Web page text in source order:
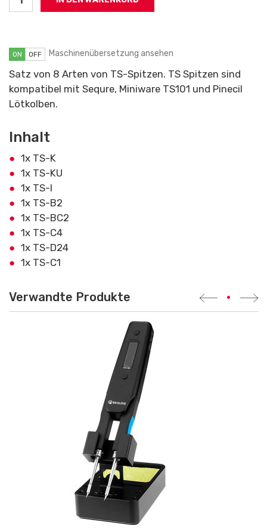
ON OFF Maschinenübersetzung ansehen
Satz von 8 Arten von TS-Spitzen. TS Spitzen sind
kompatibel mit Sequre, Miniware TS101 und Pinecil
Lötkolben.
Inhalt
1x TS-K
1x TS-KU
1x TS-I
1x TS-B2
1x TS-BC2
1x TS-C4
1x TS-D24
1x TS-C1
Verwandte Produkte •